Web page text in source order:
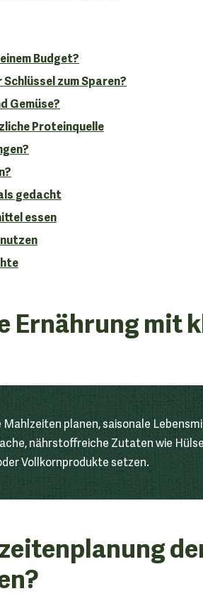
Budget?
zum Sparen?
Gemüse?
Proteinquelle
gedacht
essen
Ernährung mit
Mahlzeiten planen, saisonale
nährstoffreiche Zutaten wie
Vollkornprodukte setzen.